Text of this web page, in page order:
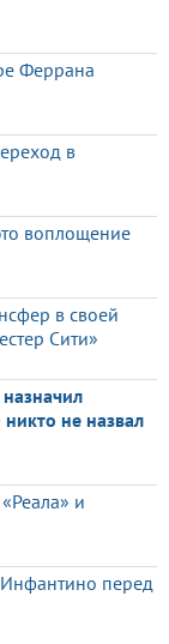
Феррана
в
воплощение
в своей
Сити»
не назвал
и
перед